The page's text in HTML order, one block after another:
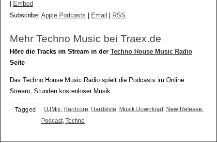
Embed
Subscribe: Apple Podcasts Email RSS
Mehr Techno Music bei Traex.de
Höre die Tracks im Stream in der Techno House Music Radio
Seite
Das Techno House Music Radio spielt die Podcasts im Online
Stream, Stunden kostenloser Musik.
Tagged DJMix, Hardcore Hardstyle Musik Download New Release
Podcast, Techno